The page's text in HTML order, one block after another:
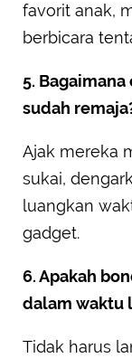
favorit anak,
berbicara
5.
sudah
Ajak mereka
sukai,
luangkan
gadget.
6. Apakah
dalam waktu
Tidak harus